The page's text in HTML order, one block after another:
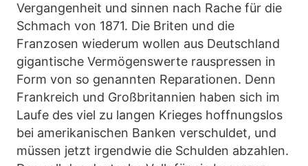
Vergangenheit und sinnen nach Rache für die
Schmach von 1871. Die Briten und die
Franzosen wiederum wollen aus Deutschland
gigantische Vermögenswerte rauspressen in
Form von so genannten Reparationen. Denn
Frankreich und Großbritannien haben sich im
Laufe des viel zu langen Krieges hoffnungslos
bei amerikanischen Banken verschuldet, und
müssen jetzt irgendwie die Schulden abzahlen.